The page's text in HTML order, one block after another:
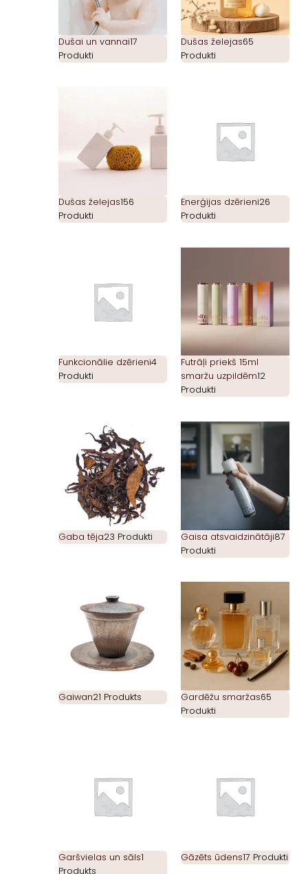
Dušai un vannai17
Produkti
Dušas želejas65
Produkti
Dušas želejas156
Produkti
Enerģijas dzērieni26
Produkti
Funkcionālie dzērieni4
Produkti
Futrāļi priekš 15ml
smaržu uzpildēm12
Produkti
Gaba tēja23 Produkti Gaisa atsvaidzinātāji87
Produkti
Gaiwan21 Produkts Gardēžu smaržas65
Produkti
Garšvielas un sāls1
Produkts
Gāzēts ūdens17 Produkti